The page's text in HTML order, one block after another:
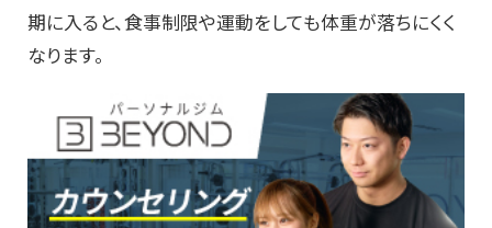
期に入ると、食事制限や運動をしても体重が落ちにくく
なります。